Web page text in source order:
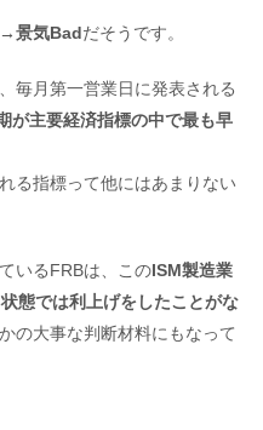
景気Badだそうです。
毎月第一営業日に発表される
が主要経済指標の中で最も早
る指標って他にはあまりない
いるFRBは、このISM製造業
態では利上げをしたことがな
の大事な判断材料にもなって